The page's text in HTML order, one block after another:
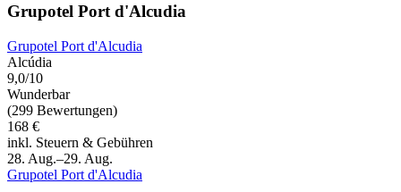
Grupotel Port d'Alcudia
Grupotel Port d'Alcudia
Alcúdia
9,0/10
Wunderbar
(299 Bewertungen)
168 €
inkl. Steuern & Gebühren
28. Aug.–29. Aug.
Grupotel Port d'Alcudia